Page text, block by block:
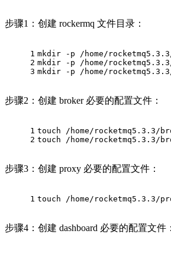
步骤1：创建 rockermq 文件目录：
1
2
3
mkdir -p /home/
mkdir -p /home/
mkdir -p /home/
步骤2：创建 broker 必要的配置文件：
1
2
touch /home/rocketmq5.3.3/
touch /home/rocketmq5.3.3/
步骤3：创建 proxy 必要的配置文件：
1 touch /home/rocketmq5.3.3/
步骤4：创建 dashboard 必要的配置文件：